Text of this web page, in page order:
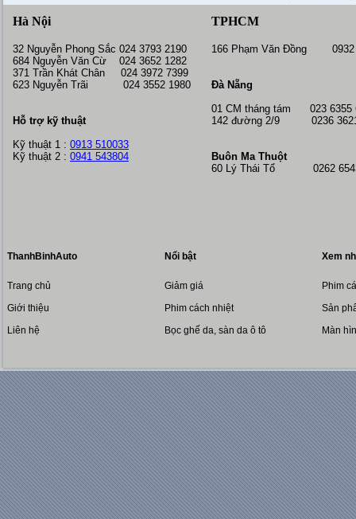
Hà Nội
32 Nguyễn Phong Sắc 024 3793 2190
684 Nguyễn Văn Cừ 024 3652 1282
371 Trần Khát Chân 024 3972 7399
623 Nguyễn Trãi 024 3552 1980
Hỗ trợ kỹ thuật
Kỹ thuật 1 : 0913 510033
Kỹ thuật 2 : 0941 543804
TPHCM
166 Phạm Văn Đồng 0932
Đà Nẵng
01 CM tháng tám 023 6355
142 đường 2/9 0236
Buôn Ma Thuột
60 Lý Thái Tổ 0262
ThanhBinhAuto
Trang chủ
Giới thiệu
Liên hệ
Nổi bật
Giảm giá
Phim cách nhiệt
Bọc ghế da, sàn da ô tô
Xem
Phim
Sản
Màn